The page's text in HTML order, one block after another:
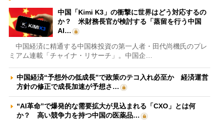
中国「Kimi K3」の衝撃に世界はどう対応するの
か？ 米財務長官が検討する「蒸留を行う中国
AI…
中国経済に精通する中国株投資の第一人者・田代尚機氏のプレ
ミアム連載「チャイナ・リサーチ」。中国企…
中国経済“予想外の低成長”で政策のテコ入れ必至か 経済運営
方針の修正で成長加速が予想さ…
“AI革命”で爆発的な需要拡大が見込まれる「CXO」とは何
か？ 高い競争力を持つ中国の医薬品…